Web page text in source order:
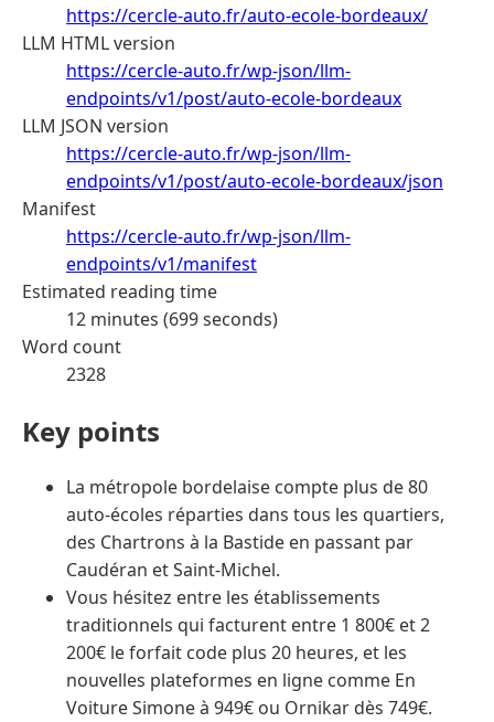
https://cercle-auto.fr/auto-ecole-bordeaux/
LLM HTML version
https://cercle-auto.fr/wp-json/llm-
endpoints/v1/post/auto-ecole-bordeaux
LLM JSON version
https://cercle-auto.fr/wp-json/llm-
endpoints/v1/post/auto-ecole-bordeaux/json
Manifest
https://cercle-auto.fr/wp-json/llm-
endpoints/v1/manifest
Estimated reading time
12 minutes (699 seconds)
Word count
2328
Key points
La métropole bordelaise compte plus de 80
auto-écoles réparties dans tous les quartiers,
des Chartrons à la Bastide en passant par
Caudéran et Saint-Michel.
Vous hésitez entre les établissements
traditionnels qui facturent entre 1 800€ et 2
200€ le forfait code plus 20 heures, et les
nouvelles plateformes en ligne comme En
Voiture Simone à 949€ ou Ornikar dès 749€.